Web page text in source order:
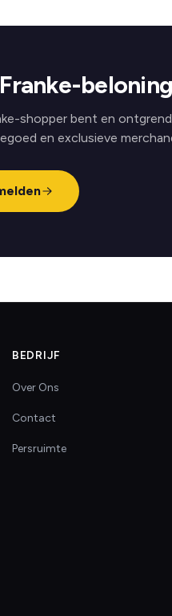
shopper bent en
en exclusieve
BEDRIJF
Over Ons
Contact
Persruimte